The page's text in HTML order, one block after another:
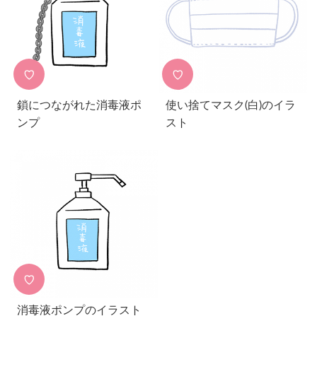
♡
鎖につながれた消毒液ポ
ンプ
♡
使い捨てマスク(白)のイラ
スト
♡
消毒液ポンプのイラスト